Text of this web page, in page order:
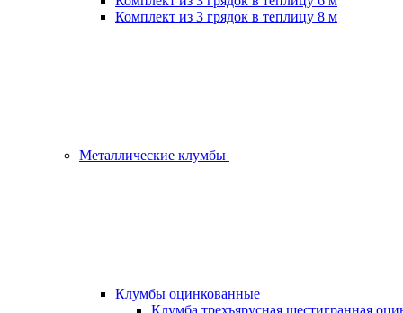
Комплект из 3 грядок в теплицу 8 м
Металлические клумбы
Клумбы оцинкованные
Клумба трехъярусная шестигранная